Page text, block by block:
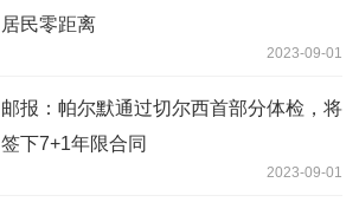
居民零距离
2023-09-01
邮报：帕尔默通过切尔西首部分体检，将
签下7+1年限合同
2023-09-01